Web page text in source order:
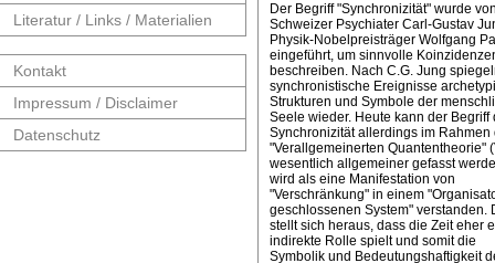
Literatur / Links / Materialien
Kontakt
Impressum / Disclaimer
Datenschutz
Der Begriff "Synchronizität" wurde
Schweizer Psychiater Carl-Gustav
Physik-Nobelpreisträger Wolfgang
eingeführt, um sinnvolle
beschreiben. Nach C.G. Jung
synchronistische Ereignisse
Strukturen und Symbole der
Seele wieder. Heute kann der Begriff
Synchronizität allerdings im Rahmen
"Verallgemeinerten Quantentheorie"
wesentlich allgemeiner gefasst
wird als eine Manifestation von
"Verschränkung" in einem
geschlossenen System" verstanden.
stellt sich heraus, dass die Zeit eher
indirekte Rolle spielt und somit die
Symbolik und Bedeutungshaftigkeit